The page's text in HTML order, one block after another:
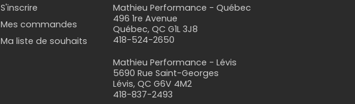
S'inscrire
Mes commandes
Ma liste de souhaits
Mathieu Performance - Québec
496 1re Avenue
Québec, QC G1L 3J8
418-524-2650
Mathieu Performance - Lévis
5690 Rue Saint-Georges
Lévis, QC G6V 4M2
418-837-2493